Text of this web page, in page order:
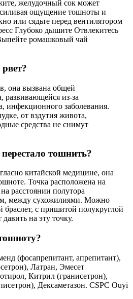
желудочный сок может
ощущение тошноты и
или сядьте перед вентилятором
Глубоко дышите Отвлекитесь
ромашковый чай
она вызвана общей
развивающейся из-за
инфекционного заболевания.
от вздутия живота,
средства не снимут
тошнить?
китайской медицине, она
Точка расположена на
расстоянии полутора
между сухожилиями. Можно
браслет, с пришитой полукруглой
на эту точку.
(фосапрепитант, апрепитант),
Латран, Эмесет
Китрил (гранисетрон),
Дексаметазон. CSPC Ouyi